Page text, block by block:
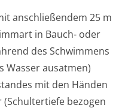
anschließendem 25 m
in Bauch- oder
des Schwimmens
Wasser ausatmen)
mit den Händen
bezogen